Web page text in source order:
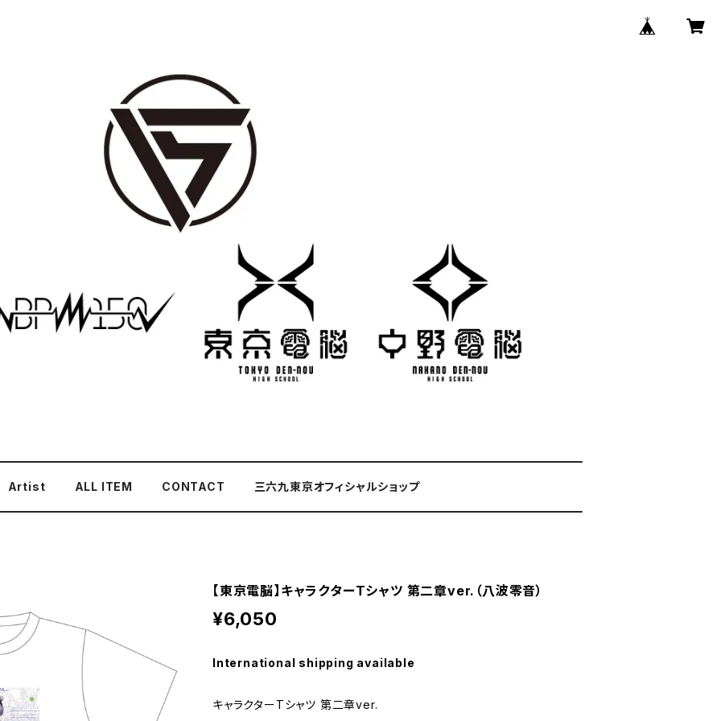
Artist ALL ITEM CONTACT 三六九東京オフィシャルショップ
【東京電脳】キャラクターTシャツ 第二章ver.（八波零音）
¥6,050
International shipping available
キャラクターTシャツ 第二章ver.